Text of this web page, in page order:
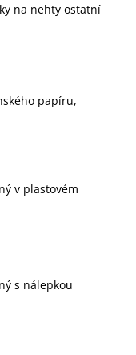
na nehty ostatní
papíru,
v plastovém
s nálepkou